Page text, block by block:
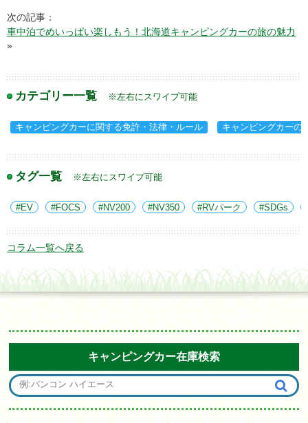
次の記事：
車中泊でめいっぱい楽しもう！北海道キャンピングカーの旅の魅力
»
カテゴリー一覧 ※左右にスワイプ可能
キャンピングカーに関する免許・法律・ルール キャンピングカーの
タグ一覧 ※左右にスワイプ可能
EV FOCS NV200 NV350 RVパーク SDGs
コラム一覧へ戻る
キャンピングカー在庫検索